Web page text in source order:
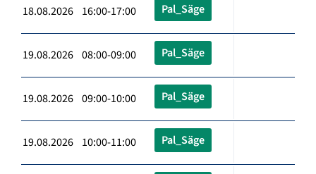
18.08.2026 16:00-17:00 Pal_Säge
19.08.2026 08:00-09:00 Pal_Säge
19.08.2026 09:00-10:00 Pal_Säge
19.08.2026 10:00-11:00 Pal_Säge